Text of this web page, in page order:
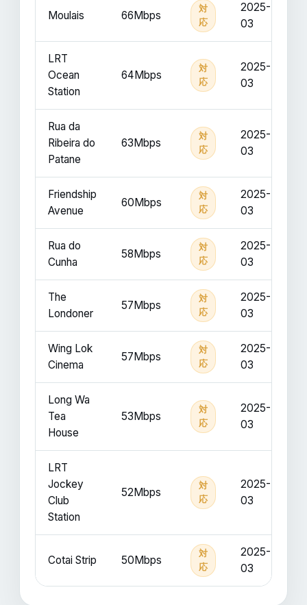
Moulais 66Mbps
対
応
2025-
03
LRT
Ocean
Station
64Mbps
対
応
2025-
03
Rua da
Ribeira do
Patane
63Mbps
対
応
2025-
03
Friendship
Avenue
60Mbps
対
応
2025-
03
Rua do
Cunha
58Mbps
対
応
2025-
03
The
Londoner
57Mbps
対
応
2025-
03
Wing Lok
Cinema
57Mbps
対
応
2025-
03
Long Wa
Tea
House
53Mbps
対
応
2025-
03
LRT
Jockey
Club
Station
52Mbps
対
応
2025-
03
Cotai Strip 50Mbps
対
応
2025-
03